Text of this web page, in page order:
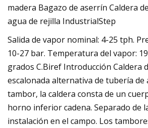
madera Bagazo de aserrín Caldera
agua de rejilla IndustrialStep
Salida de vapor nominal: 4-25 tph.
10-27 bar. Temperatura del vapor:
grados C.Biref Introducción Caldera
escalonada alternativa de tubería de
tambor, la caldera consta de un
horno inferior cadena. Separado de
instalación en el campo. Los